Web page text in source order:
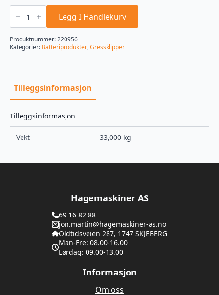
RMA
248.3
(EU2)
Batteridrevet
antall
Legg I Handlekurv
Produktnummer:220956
Kategorier: Batteriprodukter,Gressklipper
Tilleggsinformasjon
Tilleggsinformasjon
Vekt 33,000 kg
Hagemaskiner AS
69 16 82 88
jon.martin@hagemaskiner-as.no
Oldtidsveien 287, 1747 SKJEBERG
Man-Fre: 08.00-16.00
Lørdag: 09.00-13.00
Informasjon
Om oss